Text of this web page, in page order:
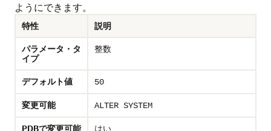
ようにできます。
特性
説明
パラメータ・タ
イプ
整数
デフォルト値 50
変更可能 ALTER SYSTEM
PDBで変更可能
はい